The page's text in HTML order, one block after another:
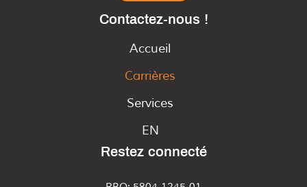
Contactez-nous !
Accueil
Carrières
Services
EN
Restez connecté